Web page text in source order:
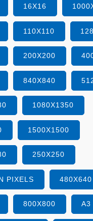
16X16
110X110
200X200
840X840
1080X1350
1500X1500
250X250
PIXELS 480X640
800X800 A3